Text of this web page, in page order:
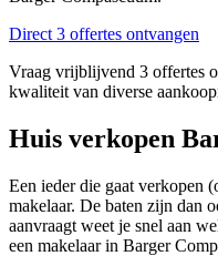
Direct 3 offertes ontvangen
Vraag vrijblijvend 3 offertes
kwaliteit van diverse
Huis verkopen
Een ieder die gaat verkopen
makelaar. De baten zijn dan
aanvraagt weet je snel aan
een makelaar in Barger